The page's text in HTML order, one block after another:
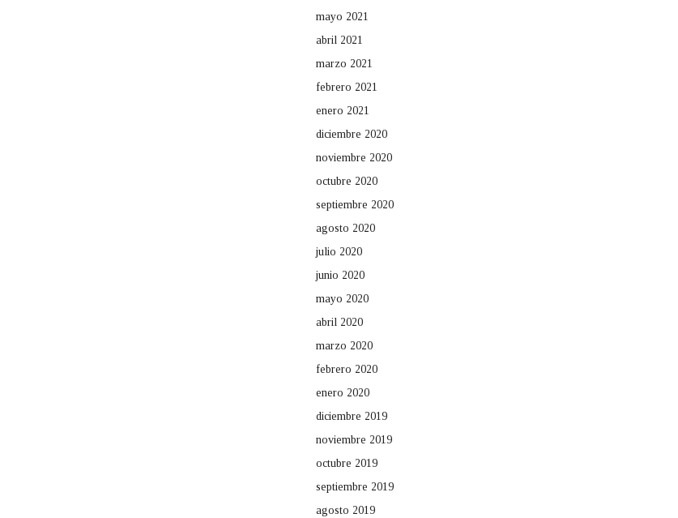
mayo 2021
abril 2021
marzo 2021
febrero 2021
enero 2021
diciembre 2020
noviembre 2020
octubre 2020
septiembre 2020
agosto 2020
julio 2020
junio 2020
mayo 2020
abril 2020
marzo 2020
febrero 2020
enero 2020
diciembre 2019
noviembre 2019
octubre 2019
septiembre 2019
agosto 2019